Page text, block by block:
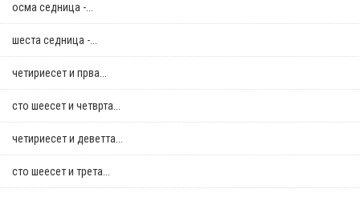
осма седница -...
шеста седница -...
четириесет и прва...
сто шеесет и четврта...
четириесет и деветта...
сто шеесет и трета...